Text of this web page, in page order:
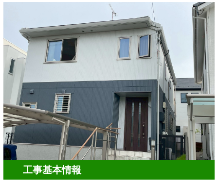
工事基本情報